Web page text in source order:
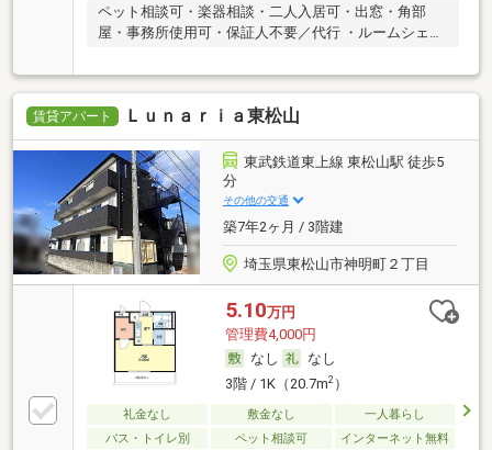
ペット相談可・楽器相談・二人入居可・出窓・角部
屋・事務所使用可・保証人不要／代行 ・ルームシェア
賃貸アパート Ｌｕｎａｒｉａ東松山
東武鉄道東上線 東松山駅 徒歩5
分
その他の交通
築7年2ヶ月 / 3階建
埼玉県東松山市神明町２丁目
5.10万円
管理費4,000円
なし
なし
3階 / 1K（20.7m2）
礼金なし 敷金なし
一人暮らし
バス・トイレ別
ペット相談可 インターネット無料